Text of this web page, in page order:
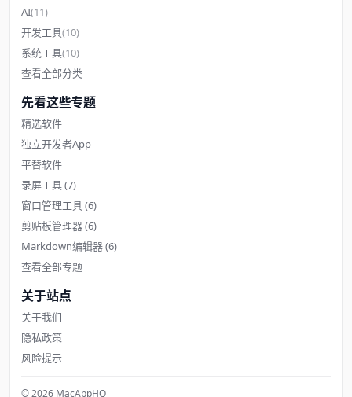
AI(11)
开发工具(10)
系统工具(10)
查看全部分类
先看这些专题
精选软件
独立开发者App
平替软件
录屏工具(7)
窗口管理工具(6)
剪贴板管理器(6)
Markdown编辑器(6)
查看全部专题
关于站点
关于我们
隐私政策
风险提示
© 2026 MacAppHQ